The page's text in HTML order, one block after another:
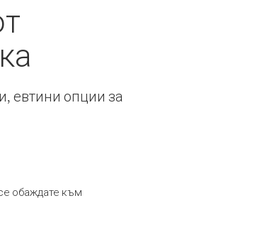
евтини опции за
обаждате към